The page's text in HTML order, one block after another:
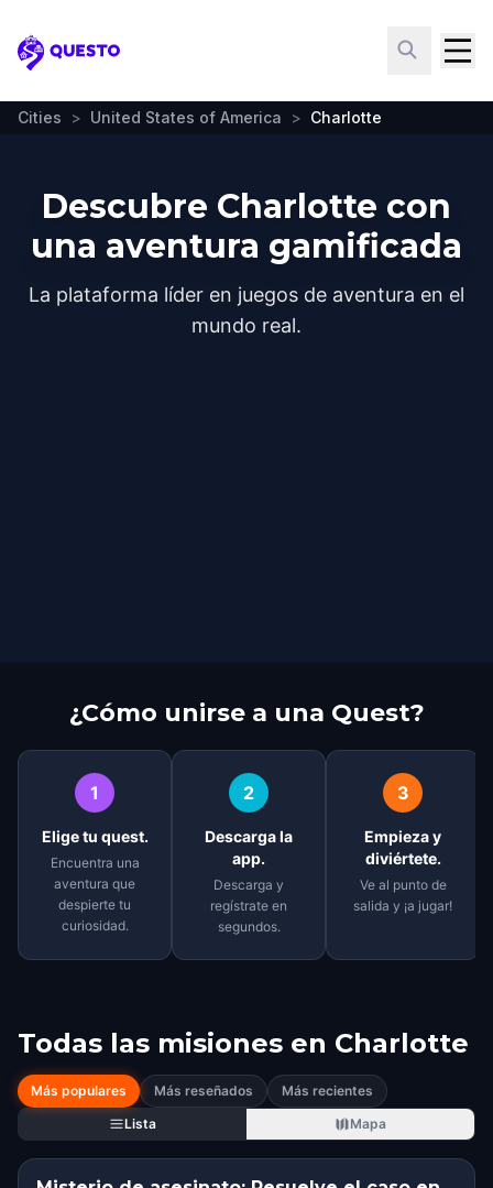
Questo
Cities > United States of America > Charlotte
Descubre Charlotte con
una aventura gamificada
La plataforma líder en juegos de aventura en el
mundo real.
¿Cómo unirse a una Quest?
1
Elige tu quest.
Encuentra una
aventura que
despierte tu
curiosidad.
2
Descarga la
app.
Descarga y
regístrate en
segundos.
3
Empieza y
diviértete.
Ve al punto de
salida y ¡a jugar!
Todas las misiones en Charlotte
Más populares Más reseñados
Más recientes
Lista
Mapa